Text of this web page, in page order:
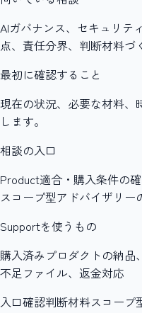
AIガバナンス、セキュリテ
点、責任分界、判断材料づ
最初に確認すること
現在の状況、必要な材料、
します。
相談の入口
Product適合・購入条件の
スコープ型アドバイザリー
Supportを使うもの
購入済みプロダクトの納品
不足ファイル、返金対応
入口確認判断材料スコープ